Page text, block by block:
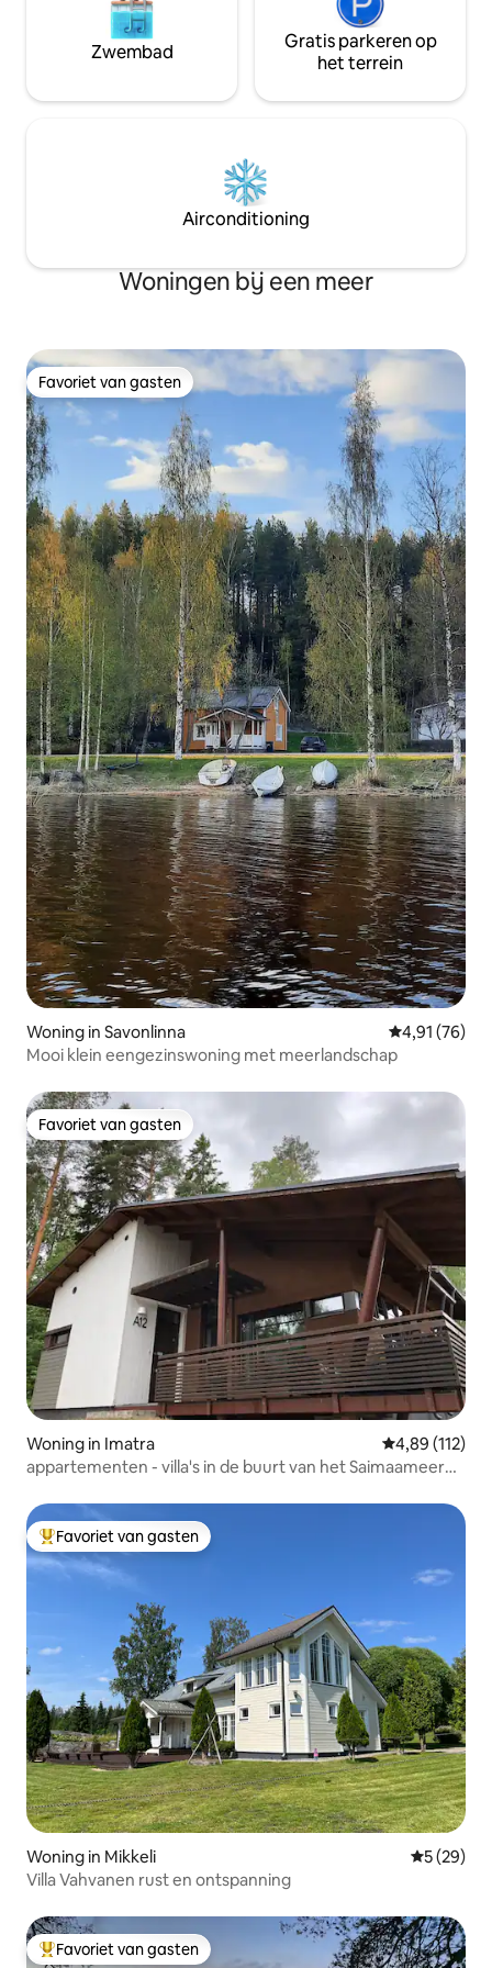
Zwembad
Gratis parkeren op
het terrein
Airconditioning
Woningen bij een meer
Favoriet van gasten
Favoriet van gasten
Woning in Savonlinna Gemiddelde
4,91 (76)
Mooi klein eengezinswoning met meerlandschap
Favoriet van gasten
Favoriet van gasten
Woning in Imatra Gemiddelde
4,89 (112)
appartementen - villa's in de buurt van het Saimaameer
Topfavoriet van gasten
Favoriet van gasten
Woning in Mikkeli
5 (29)
Villa Vahvanen rust en ontspanning
Topfavoriet van gasten
Favoriet van gasten